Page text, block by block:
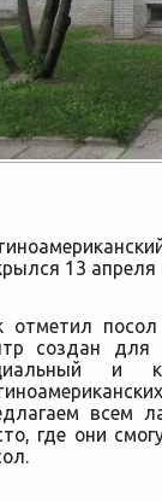
13 апреля
отметил
создан для
и
всем
где они